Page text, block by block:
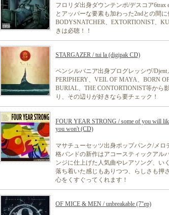
フロリダ出身ダウンテンポ/デスコア6trax
とアッパーな要素も加わった2ndとの間に
BODYSNATCHER、EXTORTIONIST、
きは必聴！！
STARGAZER / tui la (digipak CD)
ペンシルバニア出身プログレッシヴ/Djent
PERIPHERY、VEIL OF MAYA、BORN
BURIAL、THE CONTORTIONIST等から
り、その辺りが好きなら要チェック！
FOUR YEAR STRONG / some of you will
you won't (CD)
マサチューセッツ出身ポップパンク/メロ
格バンドの新作はアコースティックアル
ンジに仕上げた人気曲やレアソング、い
落ち着いた感じもありつつ、らしさも押
心をくすぐってくれます！
OF MICE & MEN / unbreakable (7"ep)